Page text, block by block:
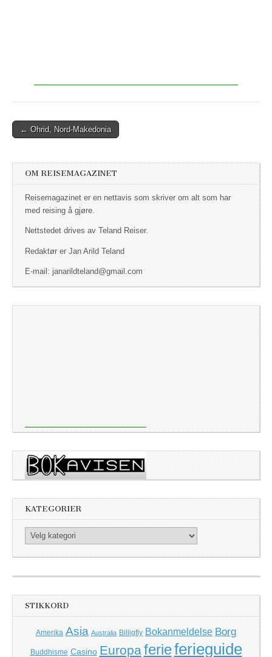
Post navigation
← Ohrid, Nord-Makedonia
OM REISEMAGAZINET
Reisemagazinet er en nettavis som skriver om alt som har
med reising å gjøre.
Nettstedet drives av Teland Reiser.
Redaktør er Jan Arild Teland
E-mail: janarildteland@gmail.com
KATEGORIER
Kategorier
STIKKORD
Amerika Asia Australia Billigfly Bokanmeldelse Borg
Buddhisme Casino Europaferieferieguide